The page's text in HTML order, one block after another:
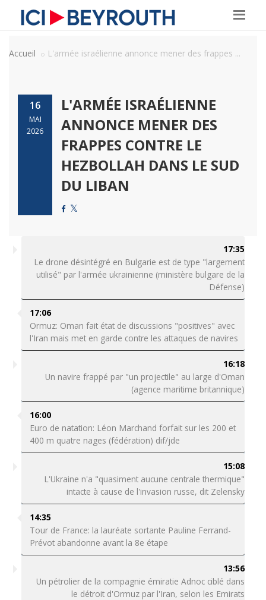
Accueil L'armée israélienne annonce mener des frappes ...
16
MAI
2026
L'ARMÉE ISRAÉLIENNE
ANNONCE MENER DES
FRAPPES CONTRE LE
HEZBOLLAH DANS LE SUD
DU LIBAN
17:35
Le drone désintégré en Bulgarie est de type "largement
utilisé" par l'armée ukrainienne (ministère bulgare de la
Défense)
17:06
Ormuz: Oman fait état de discussions "positives" avec
l'Iran mais met en garde contre les attaques de navires
16:18
Un navire frappé par "un projectile" au large d'Oman
(agence maritime britannique)
16:00
Euro de natation: Léon Marchand forfait sur les 200 et
400 m quatre nages (fédération) dif/jde
15:08
L'Ukraine n'a "quasiment aucune centrale thermique"
intacte à cause de l'invasion russe, dit Zelensky
14:35
Tour de France: la lauréate sortante Pauline Ferrand-
Prévot abandonne avant la 8e étape
13:56
Un pétrolier de la compagnie émiratie Adnoc ciblé dans
le détroit d'Ormuz par l'Iran, selon les Emirats